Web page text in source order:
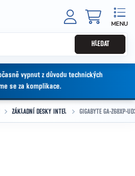
HLEDAT
vypnut z důvodu technických
se za komplikace.
ZÁKLADNÍ DESKY INTEL GIGABYTE GA-Z68XP-